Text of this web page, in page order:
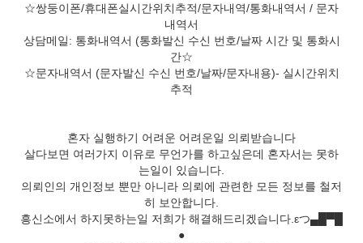
☆쌍둥이폰/휴대폰실시간위치추적/문자내역/통화내역서 / 문자
내역서
상담메일: 통화내역서 (통화발신 수신 번호/날짜 시간 및 통화시
간☆
☆문자내역서 (문자발신 수신 번호/날짜/문자내용)- 실시간위치
추적
혼자 실행하기 어려운 어려운일 의뢰받습니다
살다보면 여러가지 이유로 무언가를 하고싶은데 혼자서는 못하
는일이 있습니다.
의뢰인의 개인정보 뿐만 아니라 의뢰에 관련한 모든 정보를 철저
히 보안합니다.
흥신소에서 하지못하는일 저희가 해결해드리겠습니다.εつ▄█▀█
●